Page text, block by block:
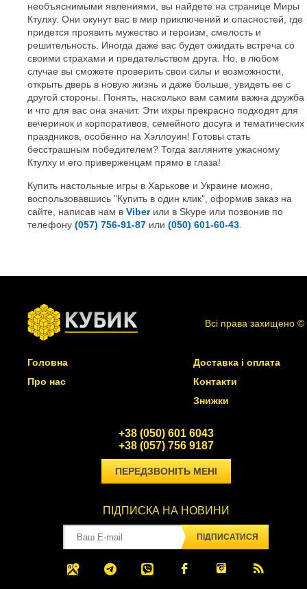
необъяснимыми явлениями, вы найдете на странице Миры
Ктулху. Они окунут вас в мир приключений и опасностей, где
придется проявить мужество и героизм, смелость и
решительность. Иногда даже вас будет ожидать встреча со
своими страхами и предательством друга. Но, в любом
случае вы сможете проверить свои силы и возможности,
открыть дверь в новую жизнь и даже больше, увидеть ее с
другой стороны. Понять, насколько вам самим важна дружба
и что для вас она значит. Эти ихры прекрасно подходят для
вечеринок и корпоративов, семейного досуга и тематических
праздников, особенно на Хэллоуин! Готовы стать
бесстрашным победителем? Тогда загляните ужасному
Ктулху и его приверженцам прямо в глаза!
Купить настольные игры в Харькове и Украине можно,
воспользовавшись "Купить в один клик", оформив заказ на
сайте, написав нам в Viberили в Skype или позвонив по
телефону (057) 756-91-87 или (050) 601-60-43.
Всі права захищено ©
Головна
Про нас
Доставка і оплата
Контакти
Знижки
+38 (050) 601 6043
+38 (057) 756 9187
ПЕРЕДЗВОНІТЬ МЕНІ
ПІДПИСКА НА НОВИНИ
ПІДПИСАТИСЯ